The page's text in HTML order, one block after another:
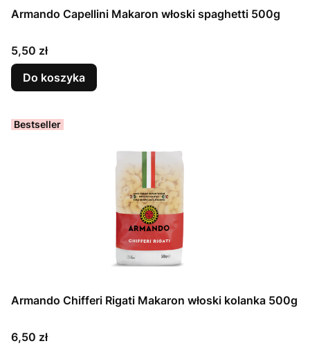
Armando Capellini Makaron włoski spaghetti 500g
Cena
5,50 zł
Do koszyka
Bestseller
Armando Chifferi Rigati Makaron włoski kolanka 500g
Cena
6,50 zł